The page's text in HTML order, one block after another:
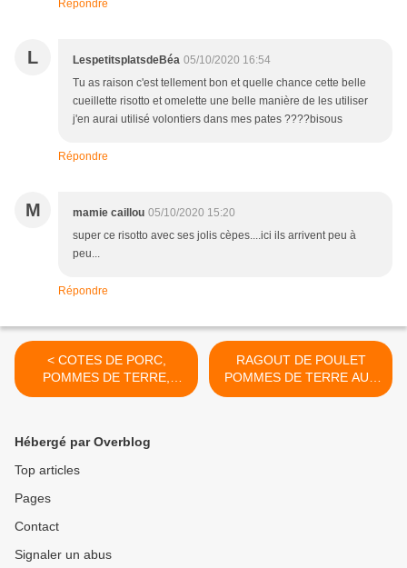
Répondre
L LespetitsplatsdeBéa 05/10/2020 16:54
Tu as raison c'est tellement bon et quelle chance cette belle
cueillette risotto et omelette une belle manière de les utiliser
j'en aurai utilisé volontiers dans mes pates ????bisous
Répondre
M mamie caillou 05/10/2020 15:20
super ce risotto avec ses jolis cèpes....ici ils arrivent peu à
peu...
Répondre
< COTES DE PORC,
POMMES DE TERRE,
LARDONS ET OLIVES
RAGOUT DE POULET
POMMES DE TERRE AUX
OLIVES >
Hébergé par Overblog
Top articles
Pages
Contact
Signaler un abus